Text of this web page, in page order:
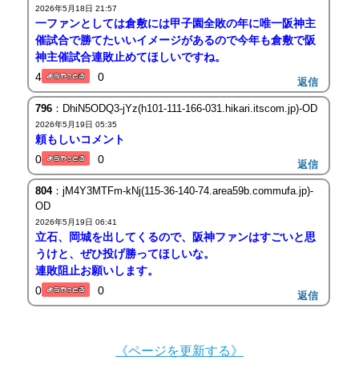
2026年5月18日 21:57
一ファンとしては倉敷には甲子園全敗の年に唯一阪神主
催試合で勝てたいいイメージがあるので今年も倉敷で阪
神主催試合連敗止めてほしいですね。
4
0 返信
796：DhiN5ODQ3-jYz(h101-111-166-031.hikari.itscom.jp)-OD
2026年5月19日 05:35
頼もしいコメント
0
0 返信
804：jM4Y3MTFm-kNj(115-36-140-74.area59b.commufa.jp)-
OD
2026年5月19日 06:41
立石、岡城を出してくるので、阪神ファンはすごいと思
うけと、ぜひ投げ勝ってほしいな。
連敗阻止お願いします。
0
0 返信
《ページを更新する》